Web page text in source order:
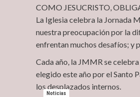
COMO JESUCRISTO,
La Iglesia celebra la Jornada
nuestra preocupación por la
enfrentan muchos desafíos; y
Cada año, la JMMR se
elegido este año por el Santo
los desplazados internos.
Noticias